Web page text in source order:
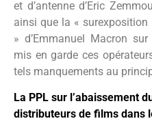
et d’antenne d’Eric
ainsi que la « surexposition
» d’Emmanuel Macron
mis en garde ces
tels manquements au
La PPL sur l’abaissement
distributeurs de films dans